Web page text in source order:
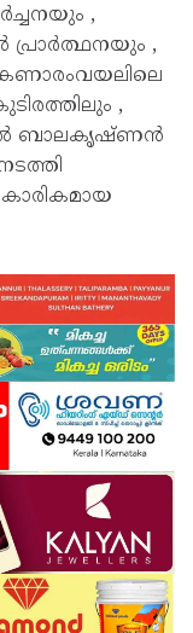
,
,
കണാരംവയലിലെ
,
ബാലകൃഷ്ണന്‍